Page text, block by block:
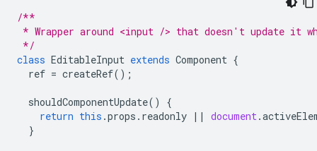
/**
* Wrapper around <input /> that doesn't update
*/
class EditableInput extends Component {
ref = createRef();
shouldComponentUpdate()
{
return this .props . readonly || document.
}